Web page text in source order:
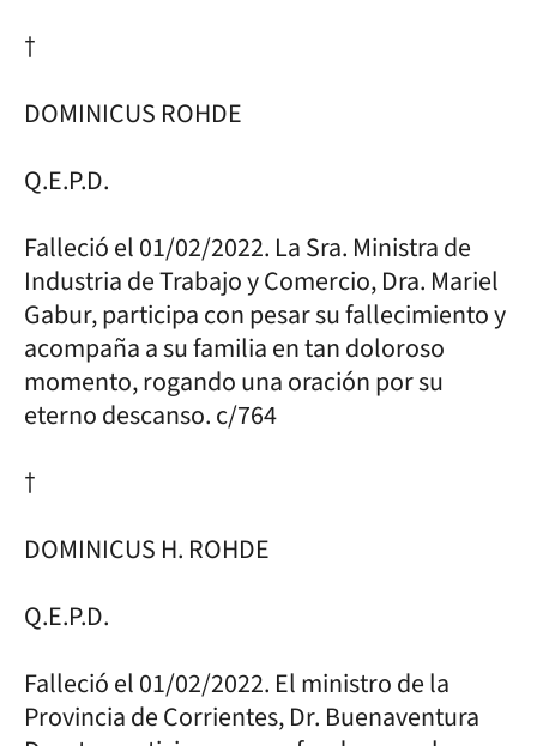
†
DOMINICUS ROHDE
Q.E.P.D.
Falleció el 01/02/2022. La Sra. Ministra de
Industria de Trabajo y Comercio, Dra. Mariel
Gabur, participa con pesar su fallecimiento y
acompaña a su familia en tan doloroso
momento, rogando una oración por su
eterno descanso. c/764
†
DOMINICUS H. ROHDE
Q.E.P.D.
Falleció el 01/02/2022. El ministro de la
Provincia de Corrientes, Dr. Buenaventura